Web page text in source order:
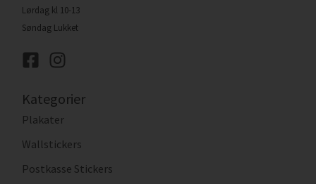
Lørdag kl 10-13
Søndag Lukket
Kategorier
Plakater
Wallstickers
Postkasse Stickers